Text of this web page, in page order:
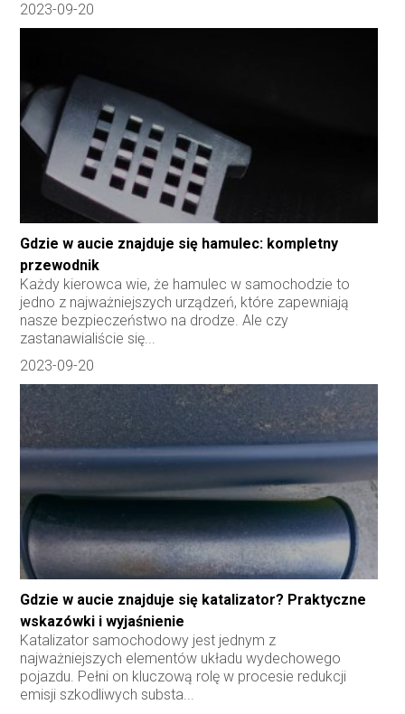
2023-09-20
Gdzie w aucie znajduje się hamulec: kompletny
przewodnik
Każdy kierowca wie, że hamulec w samochodzie to
jedno z najważniejszych urządzeń, które zapewniają
nasze bezpieczeństwo na drodze. Ale czy
zastanawialiście się...
2023-09-20
Gdzie w aucie znajduje się katalizator? Praktyczne
wskazówki i wyjaśnienie
Katalizator samochodowy jest jednym z
najważniejszych elementów układu wydechowego
pojazdu. Pełni on kluczową rolę w procesie redukcji
emisji szkodliwych substa...